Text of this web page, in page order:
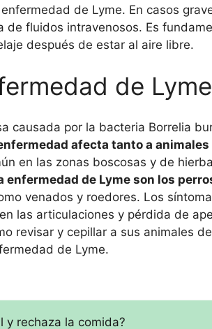
de Lyme. En casos
de fluidos intravenosos. Es
después de estar al aire libre.
de
causada por la bacteria Borrelia
afecta tanto a
en las zonas boscosas y de
de Lyme son los
venados y roedores. Los
las articulaciones y pérdida de
revisar y cepillar a sus animales
de Lyme.
y rechaza la comida?